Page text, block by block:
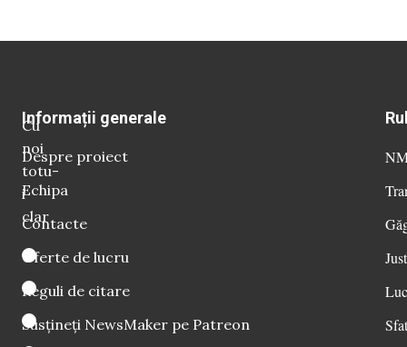
Cu
noi
totu-
i
clar
Informații generale
Despre proiect
Echipa
Contacte
Oferte de lucru
Reguli de citare
Susțineți NewsMaker pe Patreon